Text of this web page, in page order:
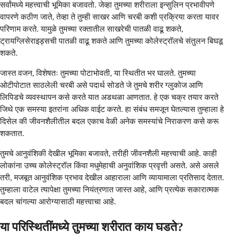
सर्वांमध्ये महत्त्वाची भूमिका बजावतो. जेव्हा तुमच्या शरीराला इन्सुलिन प्रभावीपणे
वापरणे कठीण जाते, तेव्हा ते तुम्ही साखर आणि चरबी कशी प्रक्रिया करता यावर
परिणाम करते. यामुळे तुमच्या रक्तातील साखरेची पातळी वाढू शकते,
ट्रायग्लिसेराइड्सची पातळी वाढू शकते आणि तुमच्या कोलेस्ट्रॉलचे संतुलन बिघडू
शकते.
जास्त वजन, विशेषतः तुमच्या पोटाभोवती, या स्थितीत भर घालते. तुमच्या
ओटीपोटात साठलेली चरबी असे पदार्थ सोडते जे तुमचे शरीर ग्लुकोज आणि
लिपिडचे व्यवस्थापन कसे करते यात अडथळा आणतात. हे एक चक्र तयार करते
जिथे एक समस्या इतरांना अधिक वाईट करते. हा संबंध समजून घेतल्यास तुम्हाला हे
दिसेल की जीवनशैलीतील बदल एकाच वेळी अनेक समस्यांचे निराकरण कसे करू
शकतात.
तुमचे आनुवंशिकी देखील भूमिका बजावते, तरीही जीवनशैली महत्त्वाची आहे. काही
लोकांना उच्च कोलेस्ट्रॉल किंवा मधुमेहाची अनुवांशिक प्रवृत्ती असते. असे असले
तरी, मजबूत आनुवंशिक प्रभाव देखील आहाराला आणि व्यायामाला प्रतिसाद देतात.
तुम्हाला वाटेल त्यापेक्षा तुमच्या नियंत्रणात जास्त आहे, आणि प्रत्येक सकारात्मक
बदल चांगल्या आरोग्यासाठी महत्त्वाचा आहे.
या परिस्थितींमध्ये तुमच्या शरीरात काय घडते?